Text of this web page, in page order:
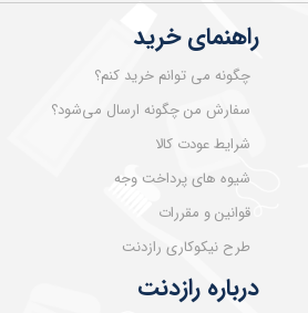
درباره رازدنت
راهنمای خرید
چگونه می توانم خرید کنم؟
سفارش من چگونه ارسال می‌شود؟
شرایط عودت کالا
شیوه های پرداخت وجه
قوانین و مقررات
طرح نیکوکاری رازدنت